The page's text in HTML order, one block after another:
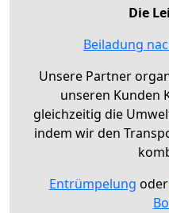
Die
Beiladung
Unsere Partner
unseren Kunden
gleichzeitig die
indem wir den
Entrümpelung oder